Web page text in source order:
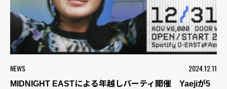
NEWS 2024.12.11
MIDNIGHT EASTによる年越しパーティ開催 Yaejiが5